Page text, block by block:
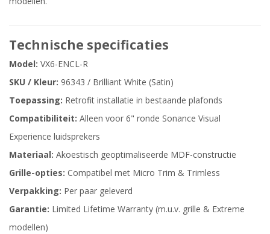
Technische specificaties
Model: VX6-ENCL-R
SKU / Kleur: 96343 / Brilliant White (Satin)
Toepassing: Retrofit installatie in bestaande plafonds
Compatibiliteit: Alleen voor 6" ronde Sonance Visual
Experience luidsprekers
Materiaal: Akoestisch geoptimaliseerde MDF-constructie
Grille-opties: Compatibel met Micro Trim & Trimless
Verpakking: Per paar geleverd
Garantie: Limited Lifetime Warranty (m.u.v. grille & Extreme
modellen)